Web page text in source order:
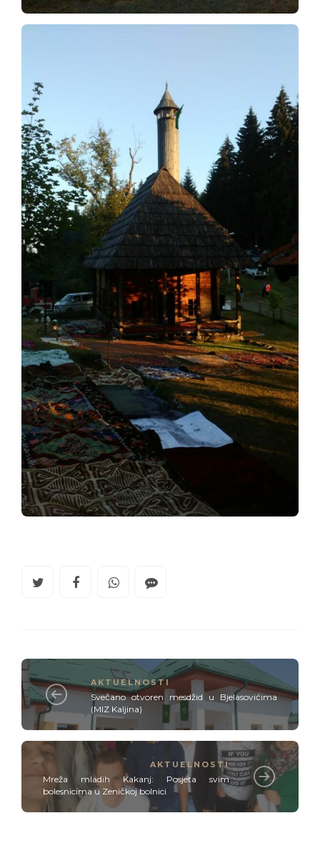
AKTUELNOSTI
Svečano otvoren mesdžid u Bjelasovićima
(MIZ Kaljina)
AKTUELNOSTI
Mreža mladih Kakanj: Posjeta svim
bolesnicima u Zeničkoj bolnici